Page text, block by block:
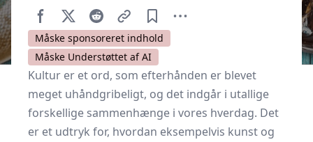
Måske sponsoreret indhold
Måske Understøttet af AI
Kultur er et ord, som efterhånden er blevet
meget uhåndgribeligt, og det indgår i utallige
forskellige sammenhænge i vores hverdag. Det
er et udtryk for, hvordan eksempelvis kunst og